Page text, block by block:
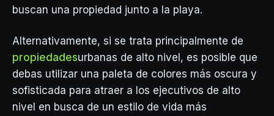
buscan una propiedad junto a la playa.
Alternativamente, si se trata principalmente de
propiedadesurbanas de alto nivel, es posible que
debas utilizar una paleta de colores más oscura y
sofisticada para atraer a los ejecutivos de alto
nivel en busca de un estilo de vida más